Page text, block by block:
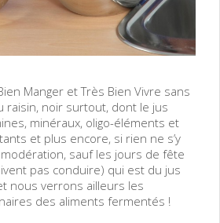
Manger et Très Bien Vivre sans
raisin, noir surtout, dont le jus
minéraux, oligo-éléments et
et plus encore, si rien ne s’y
sauf les jours de fête
pas conduire) qui est du jus
nous verrons ailleurs les
des aliments fermentés !